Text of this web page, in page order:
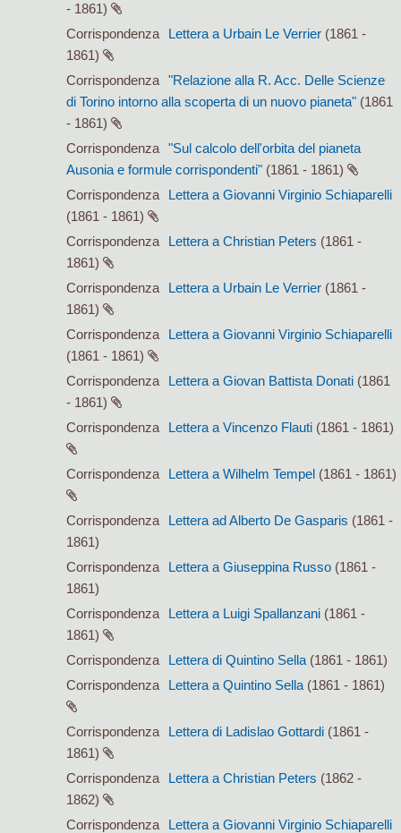
- 1861)
Corrispondenza
Lettera a Urbain Le Verrier (1861 -
1861)
Corrispondenza
"Relazione alla R. Acc. Delle Scienze
di Torino intorno alla scoperta di un nuovo pianeta" (1861
- 1861)
Corrispondenza
"Sul calcolo dell'orbita del pianeta
Ausonia e formule corrispondenti" (1861 - 1861)
Corrispondenza
Lettera a Giovanni Virginio Schiaparelli
(1861 - 1861)
Corrispondenza
Lettera a Christian Peters (1861 -
1861)
Corrispondenza
Lettera a Urbain Le Verrier (1861 -
1861)
Corrispondenza
Lettera a Giovanni Virginio Schiaparelli
(1861 - 1861)
Corrispondenza
Lettera a Giovan Battista Donati (1861
- 1861)
Corrispondenza
Lettera a Vincenzo Flauti (1861 - 1861)
Corrispondenza Lettera a Wilhelm Tempel (1861 - 1861)
Corrispondenza Lettera ad Alberto De Gasparis (1861 -
1861)
Corrispondenza
Lettera a Giuseppina Russo (1861 -
1861)
Corrispondenza
Lettera a Luigi Spallanzani (1861 -
1861)
Corrispondenza
Lettera di Quintino Sella (1861 - 1861)
Corrispondenza
Lettera a Quintino Sella (1861 - 1861)
Corrispondenza Lettera di Ladislao Gottardi (1861 -
1861)
Corrispondenza
Lettera a Christian Peters (1862 -
1862)
Corrispondenza
Lettera a Giovanni Virginio Schiaparelli